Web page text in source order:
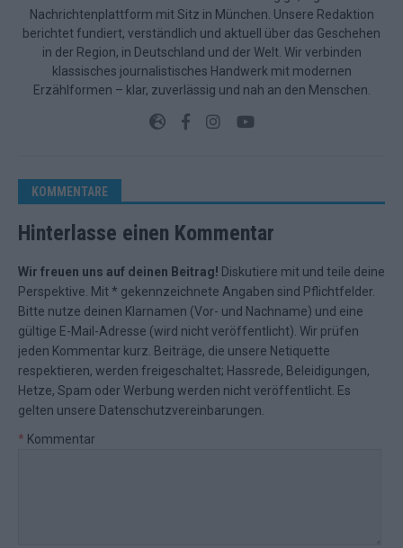
Nachrichtenplattform mit Sitz in München. Unsere Redaktion
berichtet fundiert, verständlich und aktuell über das Geschehen
in der Region, in Deutschland und der Welt. Wir verbinden
klassisches journalistisches Handwerk mit modernen
Erzählformen – klar, zuverlässig und nah an den Menschen.
KOMMENTARE
Hinterlasse einen Kommentar
Wir freuen uns auf deinen Beitrag! Diskutiere mit und teile deine
Perspektive. Mit * gekennzeichnete Angaben sind Pflichtfelder.
Bitte nutze deinen Klarnamen (Vor- und Nachname) und eine
gültige E-Mail-Adresse (wird nicht veröffentlicht). Wir prüfen
jeden Kommentar kurz. Beiträge, die unsere Netiquette
respektieren, werden freigeschaltet; Hassrede, Beleidigungen,
Hetze, Spam oder Werbung werden nicht veröffentlicht. Es
gelten unsere Datenschutzvereinbarungen
* Kommentar